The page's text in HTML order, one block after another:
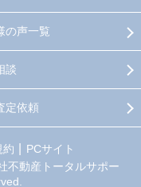
の声一覧
談
定依頼
約
PCサイト
不動産トータルサポー